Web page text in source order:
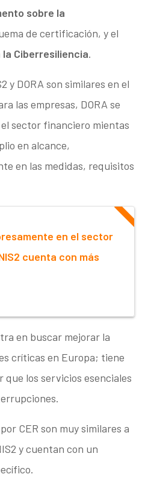
sobre la
de certificación, y el
Ciberresiliencia.
y DORA son similares en el
las empresas, DORA se
sector financiero mientas
en alcance,
en las medidas, requisitos
en el sector
cuenta con más
en buscar mejorar la
críticas en Europa; tiene
los servicios esenciales
CER son muy similares a
y cuentan con un